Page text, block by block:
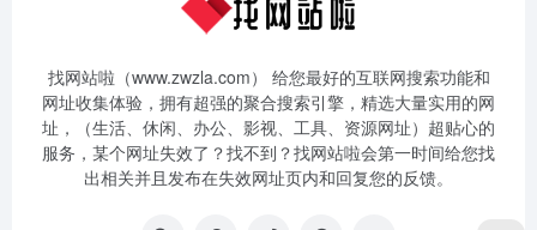
找网站啦（www.zwzla.com） 给您最好的互联网搜索功能和
网址收集体验，拥有超强的聚合搜索引擎，精选大量实用的网
址，（生活、休闲、办公、影视、工具、资源网址）超贴心的
服务，某个网址失效了？找不到？找网站啦会第一时间给您找
出相关并且发布在失效网址页内和回复您的反馈。